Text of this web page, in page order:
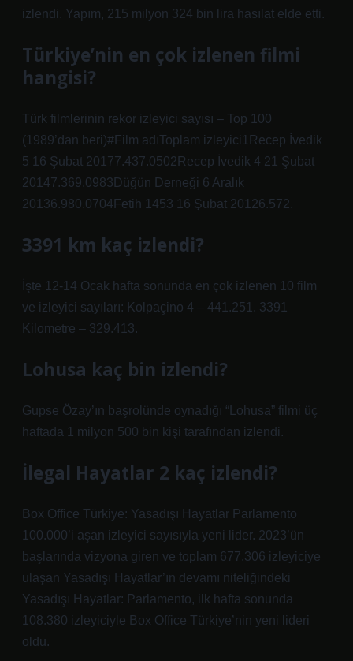
izlendi. Yapım, 215 milyon 324 bin lira hasılat elde etti.
Türkiye’nin en çok izlenen filmi
hangisi?
Türk filmlerinin rekor izleyici sayısı – Top 100
(1989’dan beri)#Film adıToplam izleyici1Recep İvedik
5 16 Şubat 20177.437.0502Recep İvedik 4 21 Şubat
20147.369.0983Düğün Derneği 6 Aralık
20136.980.0704Fetih 1453 16 Şubat 20126.572.
3391 km kaç izlendi?
İşte 12-14 Ocak hafta sonunda en çok izlenen 10 film
ve izleyici sayıları: Kolpaçino 4 – 441.251. 3391
Kilometre – 329.413.
Lohusa kaç bin izlendi?
Gupse Özay’ın başrolünde oynadığı “Lohusa” filmi üç
haftada 1 milyon 500 bin kişi tarafından izlendi.
İlegal Hayatlar 2 kaç izlendi?
Box Office Türkiye: Yasadışı Hayatlar Parlamento
100.000’i aşan izleyici sayısıyla yeni lider. 2023’ün
başlarında vizyona giren ve toplam 677.306 izleyiciye
ulaşan Yasadışı Hayatlar’ın devamı niteliğindeki
Yasadışı Hayatlar: Parlamento, ilk hafta sonunda
108.380 izleyiciyle Box Office Türkiye’nin yeni lideri
oldu.